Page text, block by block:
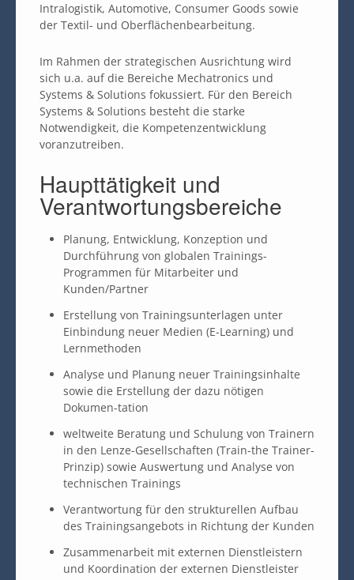
Intralogistik, Automotive, Consumer Goods sowie
der Textil- und Oberflächenbearbeitung.
Im Rahmen der strategischen Ausrichtung wird
sich u.a. auf die Bereiche Mechatronics und
Systems & Solutions fokussiert. Für den Bereich
Systems & Solutions besteht die starke
Notwendigkeit, die Kompetenzentwicklung
voranzutreiben.
Haupttätigkeit und
Verantwortungsbereiche
Planung, Entwicklung, Konzeption und
Durchführung von globalen Trainings-
Programmen für Mitarbeiter und
Kunden/Partner
Erstellung von Trainingsunterlagen unter
Einbindung neuer Medien (E-Learning) und
Lernmethoden
Analyse und Planung neuer Trainingsinhalte
sowie die Erstellung der dazu nötigen
Dokumen-tation
weltweite Beratung und Schulung von Trainern
in den Lenze-Gesellschaften (Train-the Trainer-
Prinzip) sowie Auswertung und Analyse von
technischen Trainings
Verantwortung für den strukturellen Aufbau
des Trainingsangebots in Richtung der Kunden
Zusammenarbeit mit externen Dienstleistern
und Koordination der externen Dienstleister